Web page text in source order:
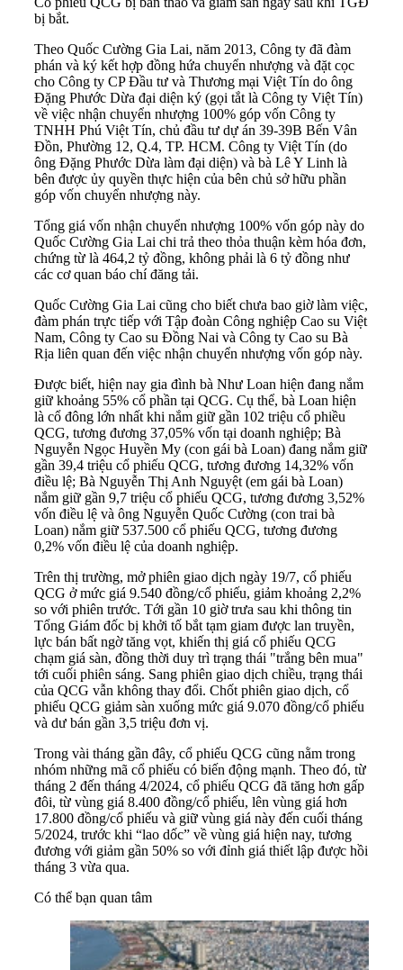
bị bắt.
Theo Quốc Cường Gia Lai, năm 2013, Công ty đã đàm
phán và ký kết hợp đồng hứa chuyển nhượng và đặt cọc
cho Công ty CP Đầu tư và Thương mại Việt Tín do ông
Đặng Phước Dừa đại diện ký (gọi tắt là Công ty Việt Tín)
về việc nhận chuyển nhượng 100% góp vốn Công ty
TNHH Phú Việt Tín, chủ đầu tư dự án 39-39B Bến Vân
Đồn, Phường 12, Q.4, TP. HCM. Công ty Việt Tín (do
ông Đặng Phước Dừa làm đại diện) và bà Lê Y Linh là
bên được ủy quyền thực hiện của bên chủ sở hữu phần
góp vốn chuyển nhượng này.
Tổng giá vốn nhận chuyển nhượng 100% vốn góp này do
Quốc Cường Gia Lai chi trả theo thỏa thuận kèm hóa đơn,
chứng từ là 464,2 tỷ đồng, không phải là 6 tỷ đồng như
các cơ quan báo chí đăng tải.
Quốc Cường Gia Lai cũng cho biết chưa bao giờ làm việc,
đàm phán trực tiếp với Tập đoàn Công nghiệp Cao su Việt
Nam, Công ty Cao su Đồng Nai và Công ty Cao su Bà
Rịa liên quan đến việc nhận chuyển nhượng vốn góp này.
Được biết, hiện nay gia đình bà Như Loan hiện đang nắm
giữ khoảng 55% cổ phần tại QCG. Cụ thể, bà Loan hiện
là cổ đông lớn nhất khi nắm giữ gần 102 triệu cổ phiều
QCG, tương đương 37,05% vốn tại doanh nghiệp; Bà
Nguyễn Ngọc Huyền My (con gái bà Loan) đang nắm giữ
gần 39,4 triệu cổ phiếu QCG, tương đương 14,32% vốn
điều lệ; Bà Nguyễn Thị Anh Nguyệt (em gái bà Loan)
nắm giữ gần 9,7 triệu cổ phiếu QCG, tương đương 3,52%
vốn điều lệ và ông Nguyễn Quốc Cường (con trai bà
Loan) nắm giữ 537.500 cổ phiếu QCG, tương đương
0,2% vốn điều lệ của doanh nghiệp.
Trên thị trường, mở phiên giao dịch ngày 19/7, cổ phiếu
QCG ở mức giá 9.540 đồng/cổ phiếu, giảm khoảng 2,2%
so với phiên trước. Tới gần 10 giờ trưa sau khi thông tin
Tổng Giám đốc bị khởi tố bắt tạm giam được lan truyền,
lực bán bất ngờ tăng vọt, khiến thị giá cổ phiếu QCG
chạm giá sàn, đồng thời duy trì trạng thái "trắng bên mua"
tới cuối phiên sáng. Sang phiên giao dịch chiều, trạng thái
của QCG vẫn không thay đổi. Chốt phiên giao dịch, cổ
phiếu QCG giảm sàn xuống mức giá 9.070 đồng/cổ phiếu
và dư bán gần 3,5 triệu đơn vị.
Trong vài tháng gần đây, cổ phiếu QCG cũng nằm trong
nhóm những mã cổ phiếu có biến động mạnh. Theo đó, từ
tháng 2 đến tháng 4/2024, cổ phiếu QCG đã tăng hơn gấp
đôi, từ vùng giá 8.400 đồng/cổ phiếu, lên vùng giá hơn
17.800 đồng/cổ phiếu và giữ vùng giá này đến cuối tháng
5/2024, trước khi “lao dốc” về vùng giá hiện nay, tương
đương với giảm gần 50% so với đỉnh giá thiết lập được hồi
tháng 3 vừa qua.
Có thể bạn quan tâm